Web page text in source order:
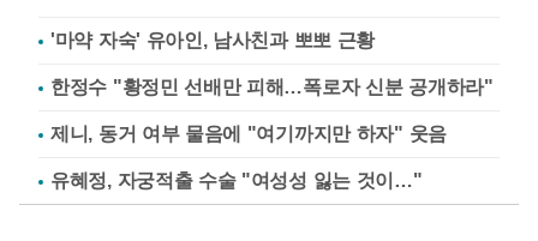
'마약 자숙' 유아인, 남사친과 뽀뽀 근황
한정수 "황정민 선배만 피해…폭로자 신분 공개하라"
제니, 동거 여부 물음에 "여기까지만 하자" 웃음
유혜정, 자궁적출 수술 "여성성 잃는 것이…"